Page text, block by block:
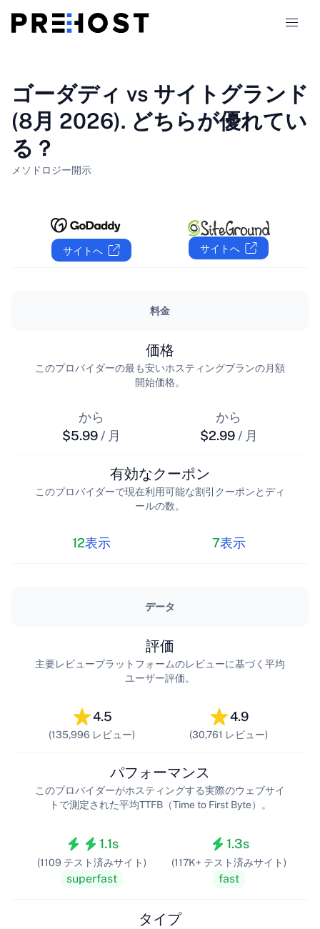
比較
クーポン
JA
ゴーダディ vs サイトグランド
(8月 2026). どちらが優れてい
る？
メソドロジー開示
サイトへ サイトへ
料金
から
$5.99 / 月
価格
このプロバイダーの最も安いホスティングプランの月額
開始価格。
から
$2.99 / 月
12表示
有効なクーポン
このプロバイダーで現在利用可能な割引クーポンとディ
ールの数。
7表示
データ
4.5
(135,996 レビュー)
評価
主要レビュープラットフォームのレビューに基づく平均
ユーザー評価。
4.9
(30,761 レビュー)
1.1s
(1109 テスト済みサイト)
superfast
パフォーマンス
このプロバイダーがホスティングする実際のウェブサイ
トで測定された平均TTFB（Time to First Byte）。
1.3s
(117K+ テスト済みサイト)
fast
タイプ